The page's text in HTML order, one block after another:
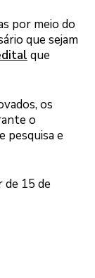
por meio do
que sejam
que
os
o
pesquisa e
15 de